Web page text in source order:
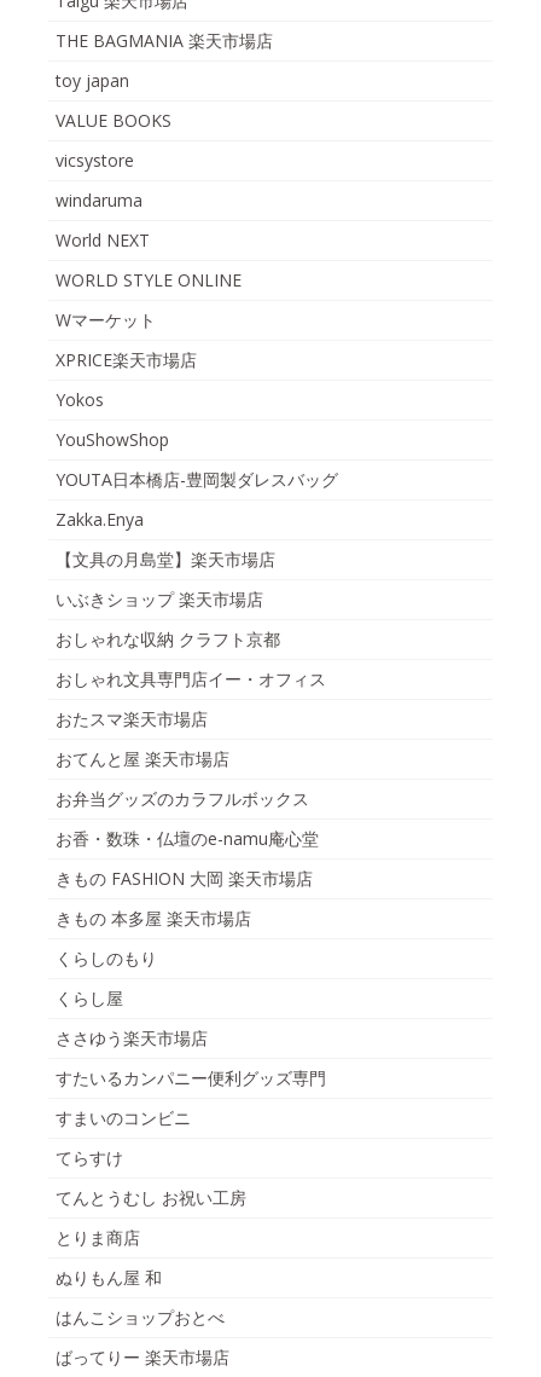
THE BAGMANIA 楽天市場店
toy japan
VALUE BOOKS
vicsystore
windaruma
World NEXT
WORLD STYLE ONLINE
Wマーケット
XPRICE楽天市場店
Yokos
YouShowShop
YOUTA日本橋店-豊岡製ダレスバッグ
Zakka.Enya
【文具の月島堂】楽天市場店
いぶきショップ 楽天市場店
おしゃれな収納 クラフト京都
おしゃれ文具専門店イー・オフィス
おたスマ楽天市場店
おてんと屋 楽天市場店
お弁当グッズのカラフルボックス
お香・数珠・仏壇のe-namu庵心堂
きもの FASHION 大岡 楽天市場店
きもの 本多屋 楽天市場店
くらしのもり
くらし屋
ささゆう楽天市場店
すたいるカンパニー便利グッズ専門
すまいのコンビニ
てらすけ
てんとうむし お祝い工房
とりま商店
ぬりもん屋 和
はんこショップおとべ
ばってりー 楽天市場店